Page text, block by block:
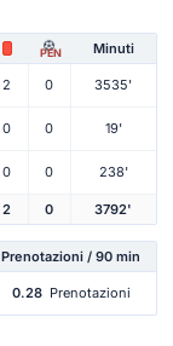
PEN Minuti
2 0 3535'
0 0 19'
0 0 238'
2 0 3792'
Prenotazioni / 90 min
0.28 Prenotazioni